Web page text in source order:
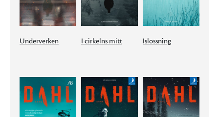
Underverken I cirkelns mitt Islossning